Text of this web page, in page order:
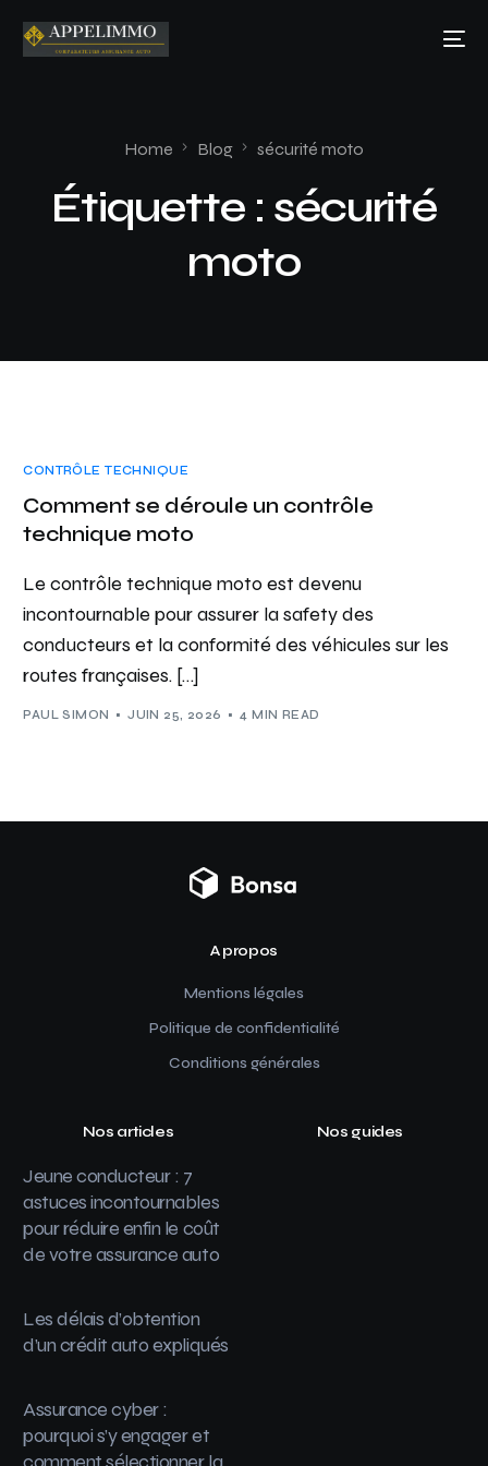
Home Blog sécurité moto
Étiquette : sécurité
moto
CONTRÔLE TECHNIQUE
Comment se déroule un contrôle
technique moto
Le contrôle technique moto est devenu
incontournable pour assurer la safety des
conducteurs et la conformité des véhicules sur les
routes françaises. […]
PAUL SIMON JUIN 25, 2026 4 MIN READ
A propos
Mentions légales
Politique de confidentialité
Conditions générales
Nos articles
Jeune conducteur : 7
astuces incontournables
pour réduire enfin le coût
de votre assurance auto
Les délais d’obtention
d’un crédit auto expliqués
Assurance cyber :
pourquoi s’y engager et
Nos guides